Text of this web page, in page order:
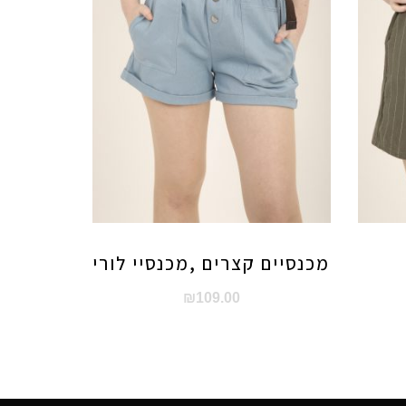
מכנסיים קצרים ,מכנסיי לורי
₪109.00